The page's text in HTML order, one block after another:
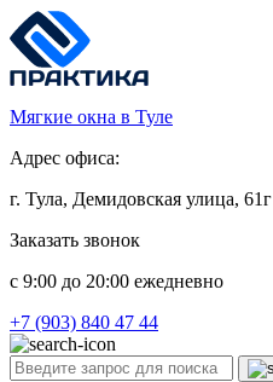
Мягкие окна в Туле
Адрес офиса:
г. Тула, Демидовская улица, 61г
Заказать звонок
c 9:00 до 20:00 ежедневно
+7 (903) 840 47 44